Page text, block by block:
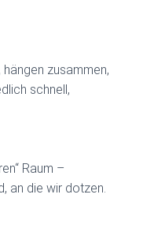
zusammen,
schnell,
Raum –
an die wir dotzen.